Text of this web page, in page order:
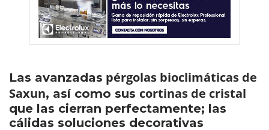
Las avanzadas pérgolas bioclimáticas de
Saxun, así como sus cortinas de cristal
que las cierran perfectamente; las
cálidas soluciones decorativas